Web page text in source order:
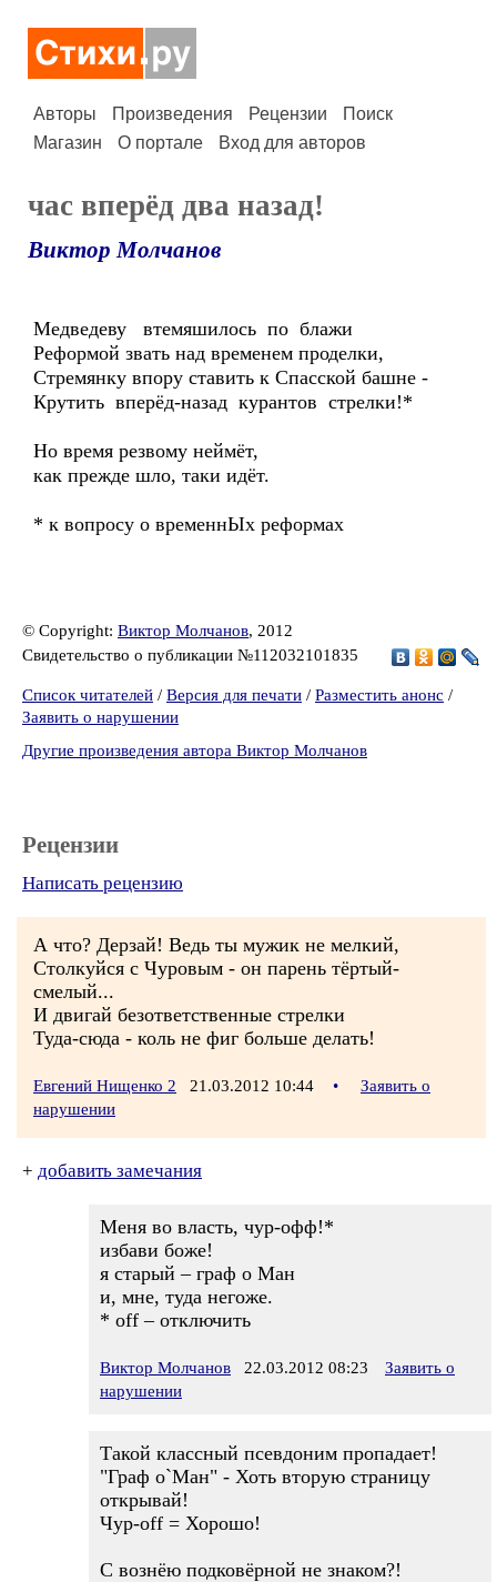
Авторы Произведения Рецензии
Поиск
Магазин
О портале Вход для авторов
час вперёд два назад!
Виктор Молчанов
Медведеву втемяшилось по блажи
Реформой звать над временем проделки,
Стремянку впору ставить к Спасской башне -
Крутить вперёд-назад курантов стрелки!*
Но время резвому неймёт,
как прежде шло, таки идёт.
* к вопросу о временнЫх реформах
© Copyright: Виктор Молчанов, 2012
Свидетельство о публикации №112032101835
Список читателей / Версия для печати / Разместить анонс /
Заявить о нарушении
Другие произведения автора Виктор Молчанов
Рецензии
Написать рецензию
А что? Дерзай! Ведь ты мужик не мелкий,
Столкуйся с Чуровым - он парень тёртый-
смелый...
И двигай безответственные стрелки
Туда-сюда - коль не фиг больше делать!
Евгений Нищенко 2 21.03.2012 10:44 •
Заявить о
нарушении
+ добавить замечания
Меня во власть, чур-офф!*
избави боже!
я старый – граф о Ман
и, мне, туда негоже.
* off – отключить
Виктор Молчанов 22.03.2012 08:23
Заявить о
нарушении
Такой классный псевдоним пропадает!
"Граф о`Ман" - Хоть вторую страницу
открывай!
Чур-off = Хорошо!
С вознёю подковёрной не знаком?!